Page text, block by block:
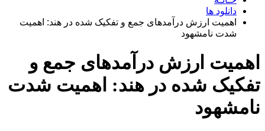
دانلود ها
اهمیت ارزش درآمدهای جمع و تفکیک شده در هند: اهمیت
شدت نامشهود
اهمیت ارزش درآمدهای جمع و
تفکیک شده در هند: اهمیت شدت
نامشهود